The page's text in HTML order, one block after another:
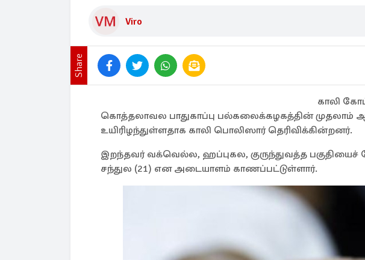
Viro
Share
காலி
கொத்தலாவல பாதுகாப்பு பல்கலைக்கழகத்தின் முதலாம்
உயிரிழந்துள்ளதாக காலி பொலிஸார் தெரிவிக்கின்றனர்.
இறந்தவர் வக்வெல்ல, ஹப்புகல, குருந்துவத்த
சந்துல (21) என அடையாளம் காணப்பட்டுள்ளார்.